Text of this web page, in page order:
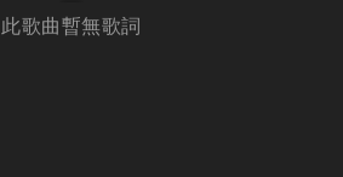
此歌曲暫無歌詞